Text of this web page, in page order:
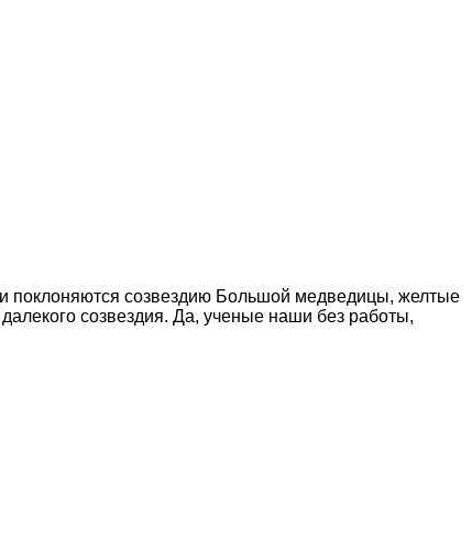
поклоняются созвездию Большой медведицы, желтые
созвездия. Да, ученые наши без работы,